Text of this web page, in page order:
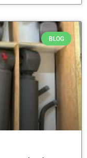
BLOG